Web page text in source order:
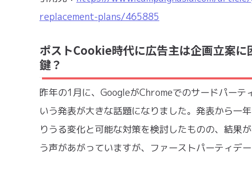
replacement-plans/465885
ポストCookie時代に広告主は企画立案
鍵？
昨年の1月に、GoogleがChromeでのサードパー
いう発表が大きな話題になりました。発表から一
りうる変化と可能な対策を検討したものの、結果
う声があがっていますが、ファーストパーティデ